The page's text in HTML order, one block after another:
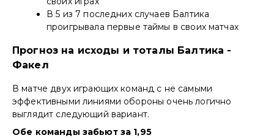
В 5 из 7 последних случаев Балтика
проигрывала первые таймы в своих матчах
Прогноз на исходы и тоталы Балтика -
Факел
В матче двух играющих команд с не самыми
эффективными линиями обороны очень логично
выглядит следующий вариант.
Обе команды забьют за 1,95